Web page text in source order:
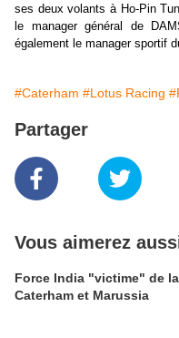
ses deux volants à Ho-Pin
le manager général de
également le manager sportif
#Caterham #Lotus Racing
Partager
Vous aimerez
Force India "victime" de
Caterham et Marussia